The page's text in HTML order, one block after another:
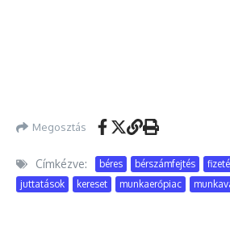
Megosztás
Címkézve: béres bérszámfejtés
juttatások
kereset munkaerőpiac